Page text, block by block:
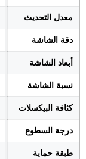
معدل التحديث
دقة الشاشة
أبعاد الشاشة
نسبة الشاشة
كثافة البيكسلات
درجة السطوع
طبقة حماية